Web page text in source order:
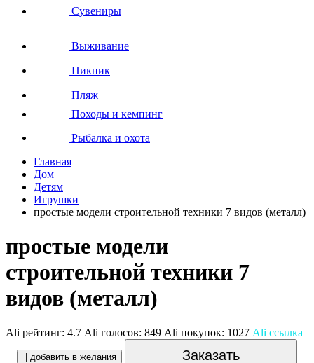
Сувениры
Выживание
Пикник
Пляж
Походы и кемпинг
Рыбалка и охота
Главная
Дом
Детям
Игрушки
простые модели строительной техники 7 видов (металл)
простые модели
строительной техники 7
видов (металл)
Ali рейтинг: 4.7 Ali голосов: 849 Ali покупок: 1027 Ali ссылка
| добавить в желания Заказать